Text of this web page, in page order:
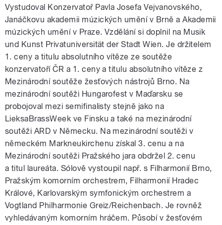
Vystudoval Konzervatoř Pavla Josefa Vejvanovského,
Janáčkovu akademii múzických umění v Brně a Akademii
múzických umění v Praze. Vzdělání si doplnil na Musik
und Kunst Privatuniversität der Stadt Wien. Je držitelem
1. ceny a titulu absolutního vítěze ze soutěže
konzervatoří ČR a 1. ceny a titulu absolutního vítěze z
Mezinárodní soutěže žesťových nástrojů Brno. Na
mezinárodní soutěži Hungarofest v Maďarsku se
probojoval mezi semifinalisty stejně jako na
LieksaBrassWeek ve Finsku a také na mezinárodní
soutěži ARD v Německu. Na mezinárodní soutěži v
německém Markneukirchenu získal 3. cenu a na
Mezinárodní soutěži Pražského jara obdržel 2. cenu
a titul laureáta. Sólově vystoupil např. s Filharmonií Brno,
Pražským komorním orchestrem, Filharmonií Hradec
Králové, Karlovarským symfonickým orchestrem a
Vogtland Philharmonie Greiz/Reichenbach. Je rovněž
vyhledávaným komorním hráčem. Působí v žesťovém